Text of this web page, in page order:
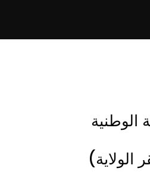
الوطنية
الولاية)